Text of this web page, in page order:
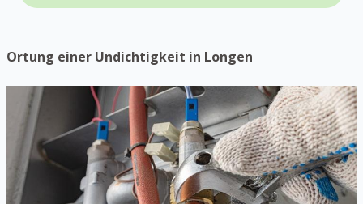
Ortung einer Undichtigkeit in Longen